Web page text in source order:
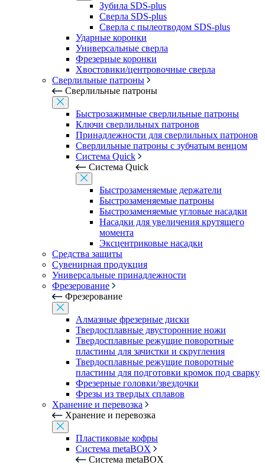
Зубила SDS-plus
Сверла SDS-plus
Сверла с пылеотводом SDS-plus
Ударные коронки
Универсальные сверла
Фрезерные коронки
Хвостовики/центровочные сверла
Сверлильные патроны
Сверлильные патроны
Быстрозажимные сверлильные патроны
Ключи сверлильных патронов
Принадлежности для сверлильных патронов
Сверлильные патроны с зубчатым венцом
Система Quick
Система Quick
Быстрозаменяемые держатели
Быстрозаменяемые патроны
Быстрозаменяемые угловые насадки
Насадки для увеличения крутящего
момента
Эксцентриковые насадки
Средства защиты
Сувенирная продукция
Универсальные принадлежности
Фрезерование
Фрезерование
Алмазные фрезерные диски
Твердосплавные двусторонние ножи
Твердосплавные режущие поворотные
пластины для зачистки и скругления
Твердосплавные режущие поворотные
пластины для подготовки кромок под сварку
Фрезерные головки/звездочки
Фрезы из твердых сплавов
Хранение и перевозка
Хранение и перевозка
Пластиковые кофры
Система metaBOX
Система metaBOX